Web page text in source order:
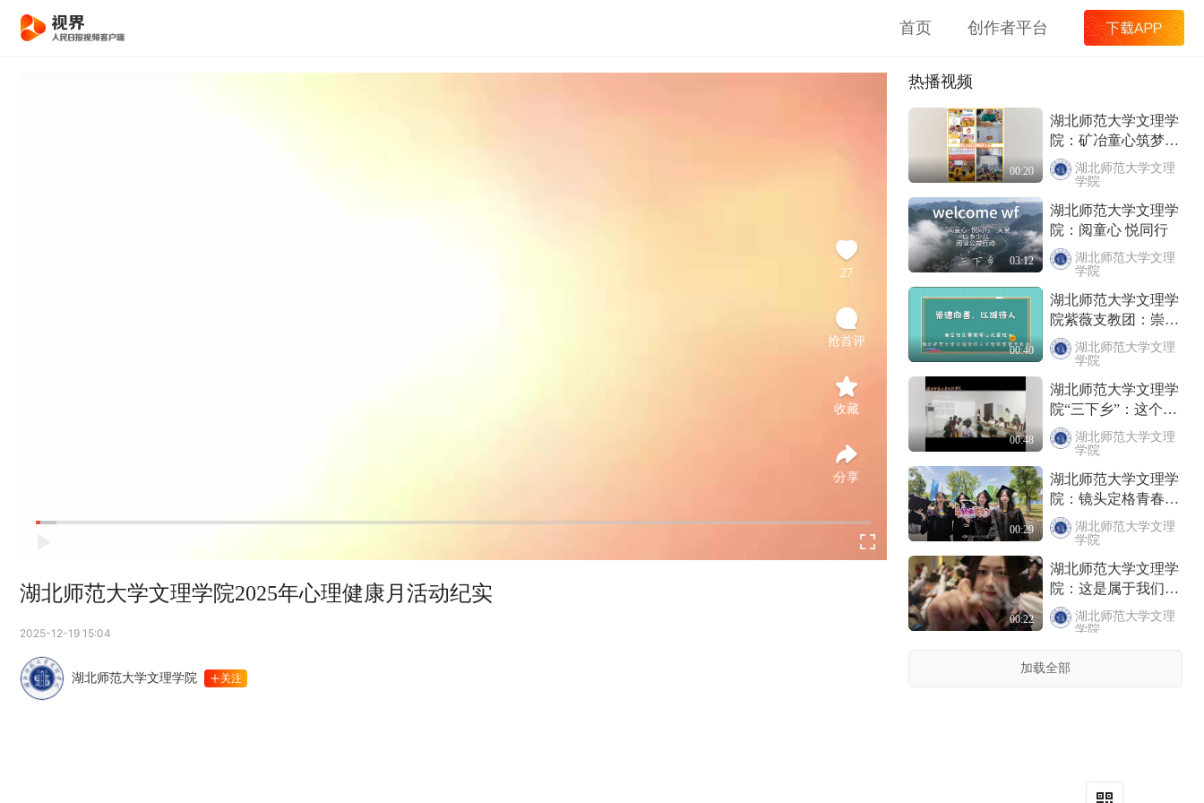
首页 创作者平台
27
抢首评
收藏
分享
湖北师范大学文理学院2025年心理健康月活动纪实
2025-12-19 15:04
湖北师范大学文理学院 关注
热播视频
00:20
湖北师范大学文理学
院：矿冶童心筑梦行
七彩鹏程伴成长
湖北师范大学文理
学院
03:12
湖北师范大学文理学
院：阅童心 悦同行
湖北师范大学文理
学院
00:40
湖北师范大学文理学
院紫薇支教团：崇德
向善 以诚待人
湖北师范大学文理
学院
00:48
湖北师范大学文理学
院“三下乡”：这个夏
天，奔赴一场乡村之
约
湖北师范大学文理
学院
00:29
湖北师范大学文理学
院：镜头定格青春
时光奔赴远方
湖北师范大学文理
学院
00:22
湖北师范大学文理学
院：这是属于我们毕
业的上上签！
湖北师范大学文理
学院
湖北师范大学文理学
院：特别鸣谢一起成
湖北师范大学文理
加载全部